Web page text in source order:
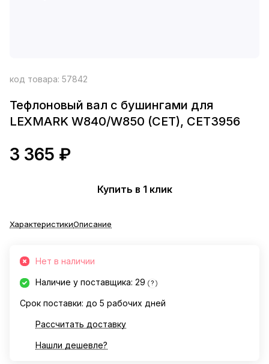
код товара: 57842
Тефлоновый вал с бушингами для
LEXMARK W840/W850 (CET), CET3956
3 365 ₽
Купить в 1 клик
ХарактеристикиОписание
Нет в наличии
Наличие у поставщика: 29 ?
Срок поставки: до 5 рабочих дней
Рассчитать доставку
Нашли дешевле?